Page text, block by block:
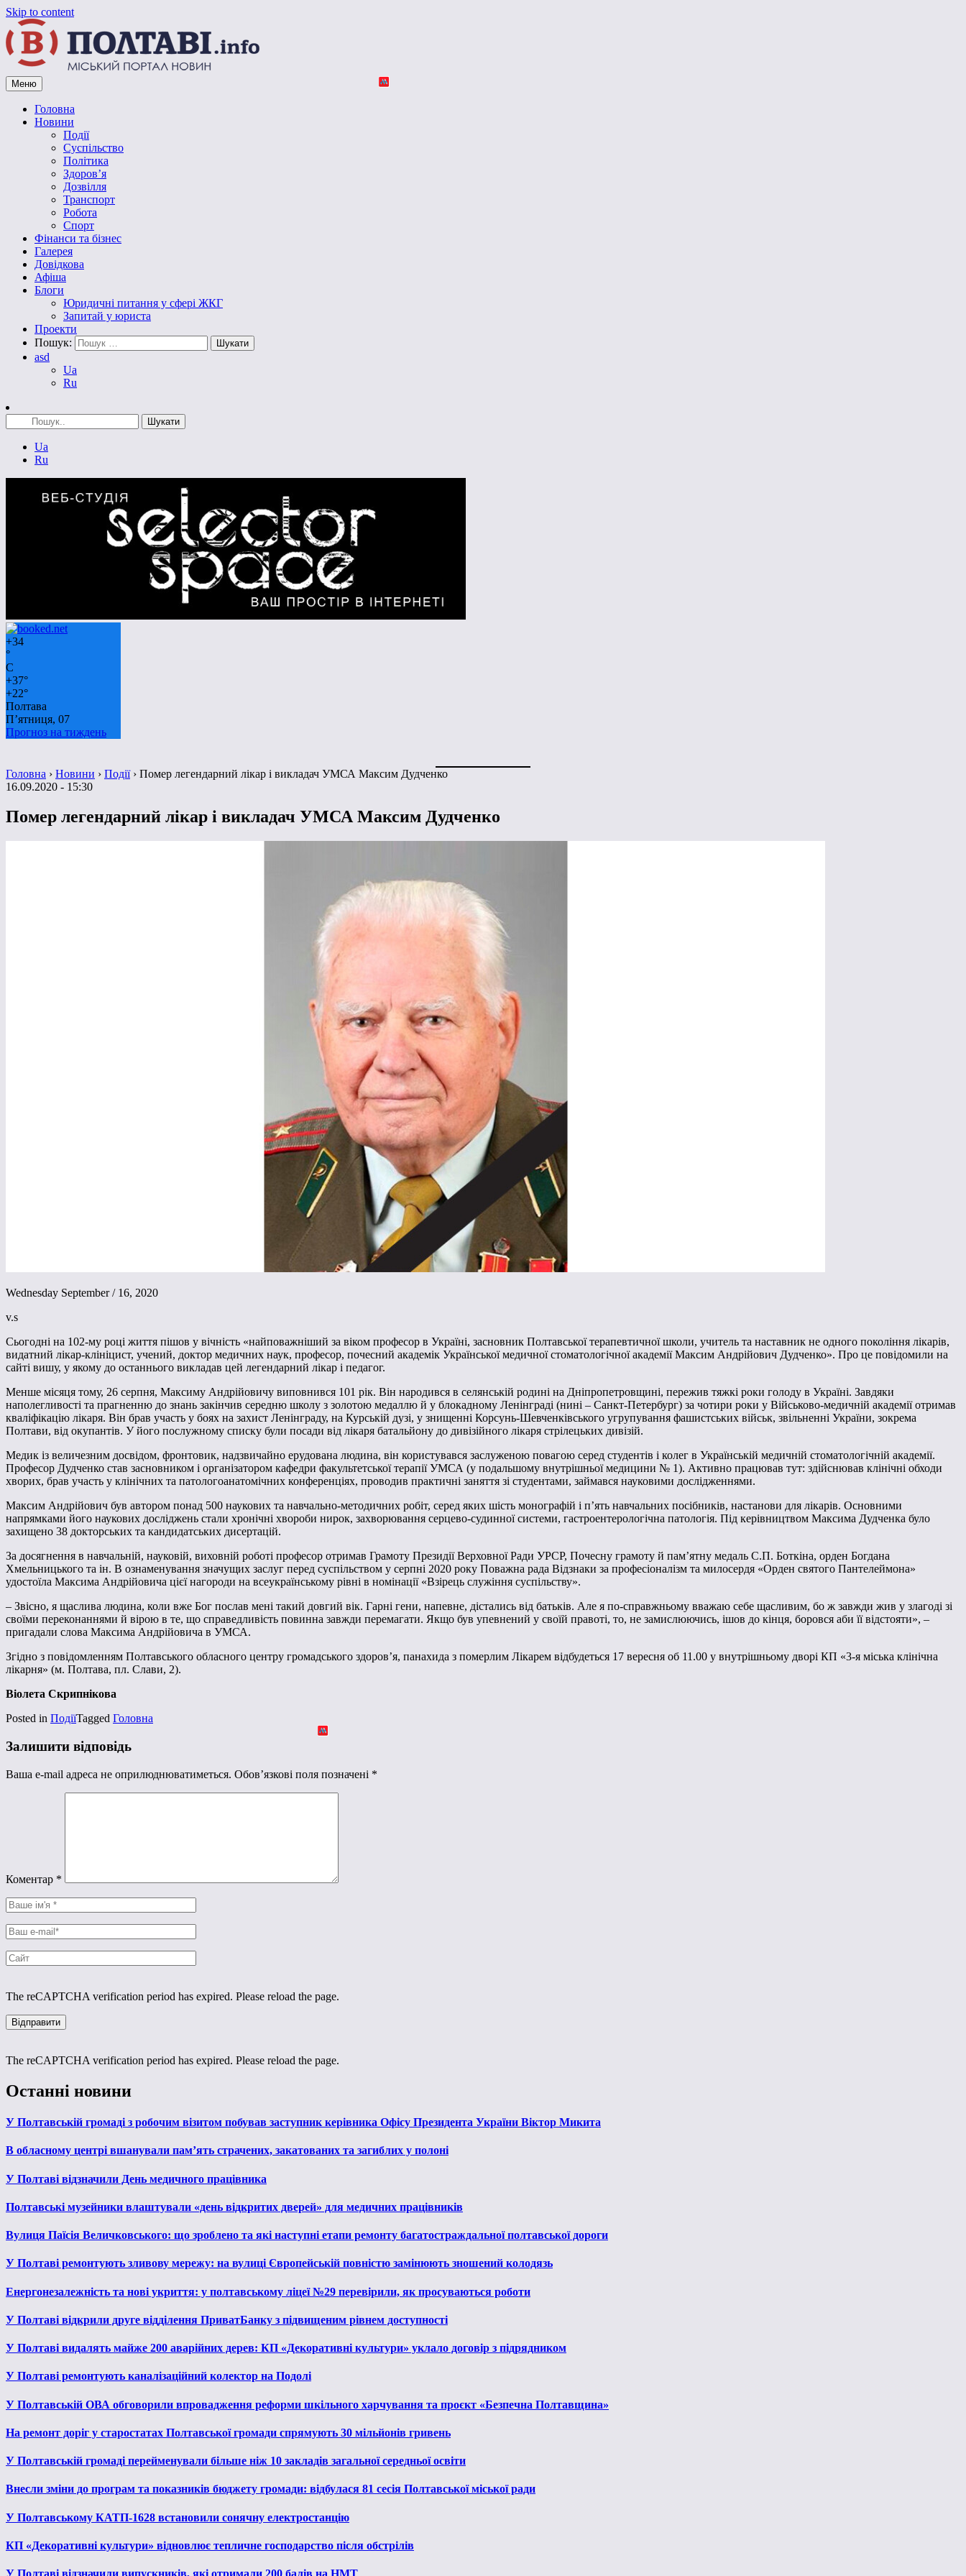
Skip to content
Vpoltave.info
Полтавський портал новин
Меню
Головна
Новини
Події
Суспільство
Політика
Здоров’я
Дозвілля
Транспорт
Робота
Спорт
Фінанси та бізнес
Галерея
Довідкова
Афіша
Блоги
Юридичні питання у сфері ЖКГ
Запитай у юриста
Проекти
Пошук:
asd
Ua
Ru
Ua
Ru
+34
°
C
+37°
+22°
Полтава
П’ятниця, 07
Прогноз на тиждень
Головна › Новини › Події› Помер легендарний лікар і викладач УМСА Максим Дудченко
16.09.2020 - 15:30
Помер легендарний лікар і викладач УМСА Максим Дудченко
Wednesday September / 16, 2020
v.s
Сьогодні на 102-му році життя пішов у вічність «найповажніший за віком професор в Україні, засновник Полтавської терапевтичної школи, учитель та наставник не одного покоління лікарів,
видатний лікар-клініцист, учений, доктор медичних наук, професор, почесний академік Української медичної стоматологічної академії Максим Андрійович Дудченко». Про це повідомили на
сайті вишу, у якому до останнього викладав цей легендарний лікар і педагог.
Менше місяця тому, 26 серпня, Максиму Андрійовичу виповнився 101 рік. Він народився в селянській родині на Дніпропетровщині, пережив тяжкі роки голоду в Україні. Завдяки
наполегливості та прагненню до знань закінчив середню школу з золотою медаллю й у блокадному Ленінграді (нині – Санкт-Петербург) за чотири роки у Військово-медичній академії отримав
кваліфікацію лікаря. Він брав участь у боях на захист Ленінграду, на Курській дузі, у знищенні Корсунь-Шевченківського угрупування фашистських військ, звільненні України, зокрема
Полтави, від окупантів. У його послужному списку були посади від лікаря батальйону до дивізійного лікаря стрілецьких дивізій.
Медик із величезним досвідом, фронтовик, надзвичайно ерудована людина, він користувався заслуженою повагою серед студентів і колег в Українській медичній стоматологічній академії.
Професор Дудченко став засновником і організатором кафедри факультетської терапії УМСА (у подальшому внутрішньої медицини № 1). Активно працював тут: здійснював клінічні обходи
хворих, брав участь у клінічних та патологоанатомічних конференціях, проводив практичні заняття зі студентами, займався науковими дослідженнями.
Максим Андрійович був автором понад 500 наукових та навчально-методичних робіт, серед яких шість монографій і п’ять навчальних посібників, настанови для лікарів. Основними
напрямками його наукових досліджень стали хронічні хвороби нирок, захворювання серцево-судинної системи, гастроентерологічна патологія. Під керівництвом Максима Дудченка було
захищено 38 докторських та кандидатських дисертацій.
За досягнення в навчальній, науковій, виховній роботі професор отримав Грамоту Президії Верховної Ради УРСР, Почесну грамоту й пам’ятну медаль С.П. Боткіна, орден Богдана
Хмельницького та ін. В ознаменування значущих заслуг перед суспільством у серпні 2020 року Поважна рада Відзнаки за професіоналізм та милосердя «Орден святого Пантелеймона»
удостоїла Максима Андрійовича цієї нагороди на всеукраїнському рівні в номінації «Взірець служіння суспільству».
– Звісно, я щаслива людина, коли вже Бог послав мені такий довгий вік. Гарні гени, напевне, дістались від батьків. Але я по-справжньому вважаю себе щасливим, бо ж завжди жив у злагоді зі
своїми переконаннями й вірою в те, що справедливість повинна завжди перемагати. Якщо був упевнений у своїй правоті, то, не замислюючись, ішов до кінця, боровся аби її відстояти», –
пригадали слова Максима Андрійовича в УМСА.
Згідно з повідомленням Полтавського обласного центру громадського здоров’я, панахида з померлим Лікарем відбудеться 17 вересня об 11.00 у внутрішньому дворі КП «3-я міська клінічна
лікарня» (м. Полтава, пл. Слави, 2).
Віолета Скрипнікова
Posted in ПодіїTagged Головна
Залишити відповідь
Ваша e-mail адреса не оприлюднюватиметься. Обов’язкові поля позначені *
Коментар *
The reCAPTCHA verification period has expired. Please reload the page.
The reCAPTCHA verification period has expired. Please reload the page.
Останні новини
У Полтавській громаді з робочим візитом побував заступник керівника Офісу Президента України Віктор Микита
В обласному центрі вшанували пам’ять страчених, закатованих та загиблих у полоні
У Полтаві відзначили День медичного працівника
Полтавські музейники влаштували «день відкритих дверей» для медичних працівників
Вулиця Паїсія Величковського: що зроблено та які наступні етапи ремонту багатостраждальної полтавської дороги
У Полтаві ремонтують зливову мережу: на вулиці Європейській повністю замінюють зношений колодязь
Енергонезалежність та нові укриття: у полтавському ліцеї №29 перевірили, як просуваються роботи
У Полтаві відкрили друге відділення ПриватБанку з підвищеним рівнем доступності
У Полтаві видалять майже 200 аварійних дерев: КП «Декоративні культури» уклало договір з підрядником
У Полтаві ремонтують каналізаційний колектор на Подолі
У Полтавській ОВА обговорили впровадження реформи шкільного харчування та проєкт «Безпечна Полтавщина»
На ремонт доріг у старостатах Полтавської громади спрямують 30 мільйонів гривень
У Полтавській громаді перейменували більше ніж 10 закладів загальної середньої освіти
Внесли зміни до програм та показників бюджету громади: відбулася 81 сесія Полтавської міської ради
У Полтавському КАТП-1628 встановили сонячну електростанцію
КП «Декоративні культури» відновлює тепличне господарство після обстрілів